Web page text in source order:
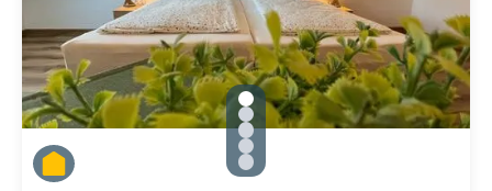
gallery.slide_selector
Zu Slide 1 wechseln
Zu Slide 2 wechseln
Zu Slide 3 wechseln
Zu Slide 4 wechseln
Zu Slide 5 wechseln